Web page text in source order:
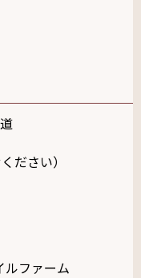
ださい）
ルファーム